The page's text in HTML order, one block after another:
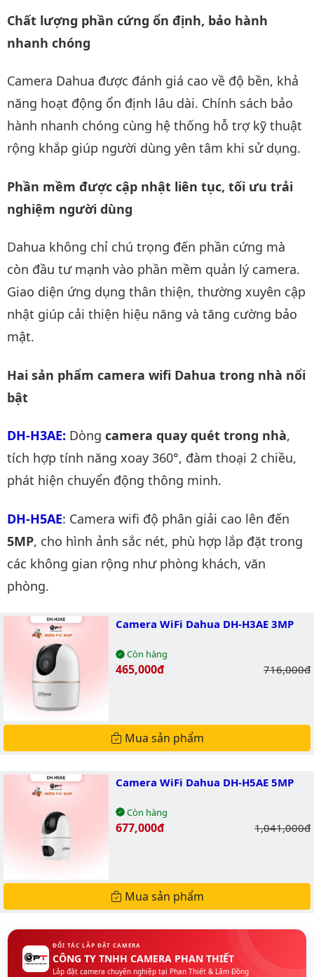
Chất lượng phần cứng ổn định, bảo hành
nhanh chóng
Camera Dahua được đánh giá cao về độ bền, khả
năng hoạt động ổn định lâu dài. Chính sách bảo
hành nhanh chóng cùng hệ thống hỗ trợ kỹ thuật
rộng khắp giúp người dùng yên tâm khi sử dụng.
Phần mềm được cập nhật liên tục, tối ưu trải
nghiệm người dùng
Dahua không chỉ chú trọng đến phần cứng mà
còn đầu tư mạnh vào phần mềm quản lý camera.
Giao diện ứng dụng thân thiện, thường xuyên cập
nhật giúp cải thiện hiệu năng và tăng cường bảo
mật.
Hai sản phẩm camera wifi Dahua trong nhà nổi
bật
DH-H3AE: Dòng camera quay quét trong nhà,
tích hợp tính năng xoay 360°, đàm thoại 2 chiều,
phát hiện chuyển động thông minh.
DH-H5AE: Camera wifi độ phân giải cao lên đến
5MP, cho hình ảnh sắc nét, phù hợp lắp đặt trong
các không gian rộng như phòng khách, văn
phòng.
Camera WiFi Dahua DH-H3AE 3MP
Còn hàng
Giá bán:
465,000đ Giá gốc:
716,000đ
Mua sản phẩm
Camera WiFi Dahua DH-H5AE 5MP
Còn hàng
Giá bán:
677,000đ Giá gốc:
1,041,000đ
Mua sản phẩm
ĐỐI TÁC LẮP ĐẶT CAMERA
CÔNG TY TNHH CAMERA PHAN THIẾT
Lắp đặt camera chuyên nghiệp tại Phan Thiết & Lâm Đồng